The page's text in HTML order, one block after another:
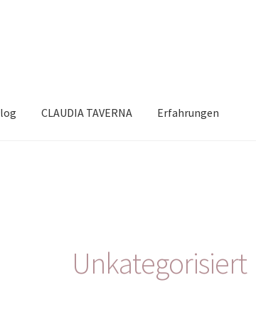
CLAUDIA TAVERNA Erfahrungen
Unkategorisiert